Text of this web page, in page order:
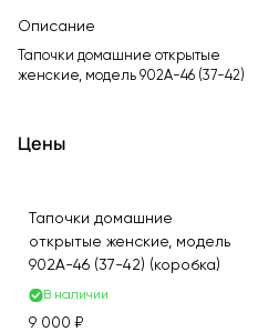
Описание
Тапочки домашние открытые
женские, модель 902A-46 (37-42)
Цены
Тапочки домашние
открытые женские, модель
902A-46 (37-42) (коробка)
В наличии
9 000 ₽